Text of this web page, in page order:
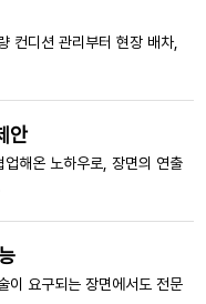
컨디션 관리부터 현장 배차,
안
업해온 노하우로,장면의 연출
이 요구되는 장면에서도 전문